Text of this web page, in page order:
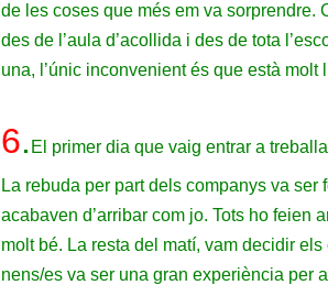
de les coses que més em va sorprendre.
des de l’aula d’acollida i des de tota
una, l’únic inconvenient és que està molt
6. El primer dia que vaig entrar a
La rebuda per part dels companys va
acabaven d’arribar com jo. Tots ho feien
molt bé. La resta del matí, vam decidir
nens/es va ser una gran experiència per